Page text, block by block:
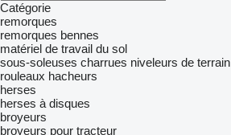
Catégorie
remorques
remorques bennes
matériel de travail du sol
sous-soleuses charrues niveleurs de terrain
rouleaux hacheurs
herses
herses à disques
broyeurs
broyeurs pour tracteur